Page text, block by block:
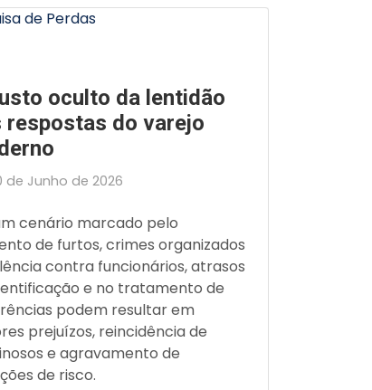
oculto da lentidão
respostas do varejo
de Junho de 2026
cenário marcado pelo
de furtos, crimes organizados
contra funcionários, atrasos
e no tratamento de
podem resultar em
prejuízos, reincidência de
e agravamento de
de risco.